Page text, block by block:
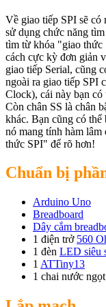
Về giao tiếp SPI sẽ có
sử dụng chức năng
tìm từ khóa "giao thức
cách cực kỳ đơn giản
giao tiếp Serial, cũng
ngoài ra giao tiếp SPI
Clock), cái này bạn có
Còn chân SS là chân
khác. Bạn cũng có
nó mang tính hàm
thức SPI" để rõ hơn!
Chuẩn bị
Arduino Uno
Breadboard
Dây cắm
1 điện trở 560
1 đèn LED siêu
1 ATTiny13
1 chai nước